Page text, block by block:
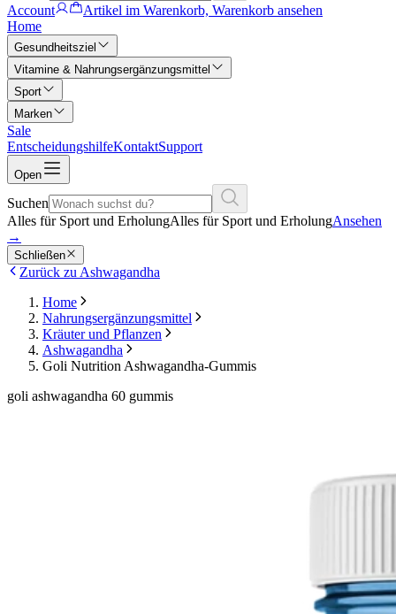
Account
Artikel im Warenkorb, Warenkorb ansehen
Home
Gesundheitsziel
Vitamine & Nahrungsergänzungsmittel
Sport
Marken
Sale
EntscheidungshilfeKontaktSupport
Open
Suchen
Alles für Sport und ErholungAlles für Sport und ErholungAnsehen
→
Schließen
Zurück zu Ashwagandha
Home
Nahrungsergänzungsmittel
Kräuter und Pflanzen
Ashwagandha
Goli Nutrition Ashwagandha-Gummis
goli ashwagandha 60 gummis